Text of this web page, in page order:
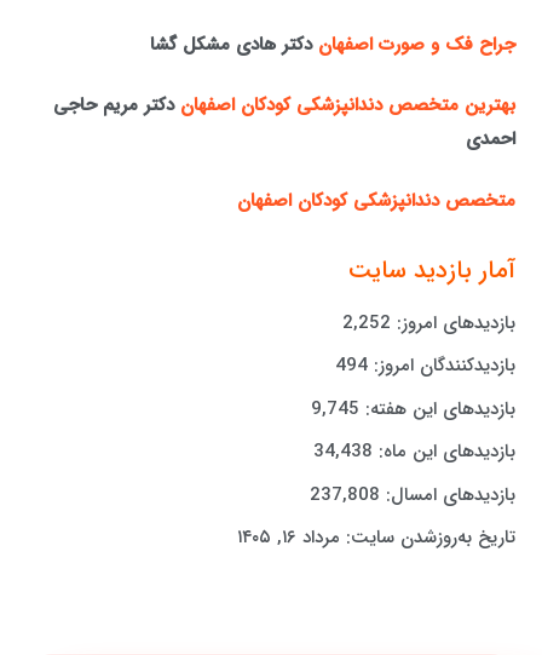
جراح فک و صورت اصفهان دکتر هادی مشکل گشا
بهترین متخصص دندانپزشکی کودکان اصفهان دکتر مریم حاجی
احمدی
متخصص دندانپزشکی کودکان اصفهان
آمار بازدید سایت
بازدیدهای امروز: 2,252
بازدیدکنندگان امروز:494
بازدیدهای این هفته: 9,745
بازدیدهای این ماه: 34,438
بازدیدهای امسال: 237,808
تاریخ به‌روزشدن سایت: مرداد ۱۶, ۱۴۰۵